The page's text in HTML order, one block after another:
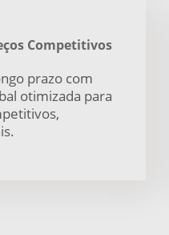
Competitivos
prazo com
otimizada para